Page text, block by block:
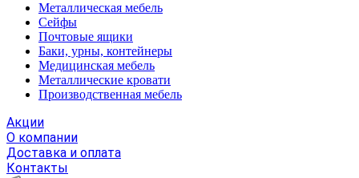
Металлическая мебель
Сейфы
Почтовые ящики
Баки, урны, контейнеры
Медицинская мебель
Металлические кровати
Производственная мебель
Акции
О компании
Доставка и оплата
Контакты